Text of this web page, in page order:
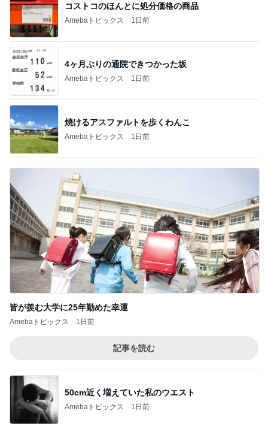
コストコのほんとに処分価格の商品
Amebaトピックス 1日前
4ヶ月ぶりの通院できつかった坂
Amebaトピックス 1日前
焼けるアスファルトを歩くわんこ
Amebaトピックス 1日前
皆が羨む大学に25年勤めた幸運
Amebaトピックス 1日前
記事を読む
50cm近く増えていた私のウエスト
Amebaトピックス 1日前